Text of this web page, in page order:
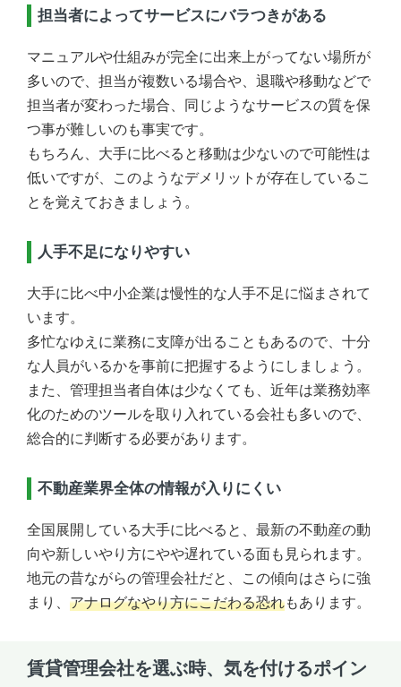
担当者によってサービスにバラつきがある
マニュアルや仕組みが完全に出来上がってない場所が
多いので、担当が複数いる場合や、退職や移動などで
担当者が変わった場合、同じようなサービスの質を保
つ事が難しいのも事実です。
もちろん、大手に比べると移動は少ないので可能性は
低いですが、このようなデメリットが存在しているこ
とを覚えておきましょう。
人手不足になりやすい
大手に比べ中小企業は慢性的な人手不足に悩まされて
います。
多忙なゆえに業務に支障が出ることもあるので、十分
な人員がいるかを事前に把握するようにしましょう。
また、管理担当者自体は少なくても、近年は業務効率
化のためのツールを取り入れている会社も多いので、
総合的に判断する必要があります。
不動産業界全体の情報が入りにくい
全国展開している大手に比べると、最新の不動産の動
向や新しいやり方にやや遅れている面も見られます。
地元の昔ながらの管理会社だと、この傾向はさらに強
まり、 アナログなやり方にこだわる恐れもあります。
賃貸管理会社を選ぶ時、気を付けるポイン